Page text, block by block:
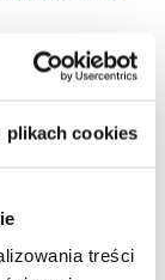
plikach cookies
treści